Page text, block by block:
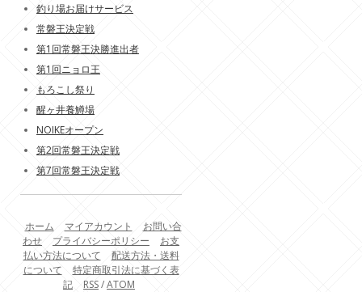
釣り場お届けサービス
常磐王決定戦
第1回常磐王決勝進出者
第1回ニョロ王
もろこし祭り
醒ヶ井養鱒場
NOIKEオープン
第2回常磐王決定戦
第7回常磐王決定戦
ホーム マイアカウント
お問い合
わせ
プライバシーポリシー
お支
払い方法について
配送方法・送料
について
特定商取引法に基づく表
記
RSS/ATOM